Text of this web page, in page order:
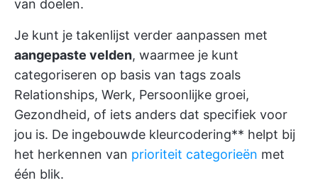
van doelen.
Je kunt je takenlijst verder aanpassen met
aangepaste velden, waarmee je kunt
categoriseren op basis van tags zoals
Relationships, Werk, Persoonlijke groei,
Gezondheid, of iets anders dat specifiek voor
jou is. De ingebouwde kleurcodering** helpt bij
het herkennen van prioriteit categorieën met
één blik.